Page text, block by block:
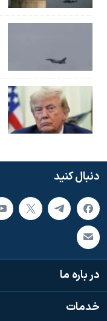
دنبال کنید
در باره ما
خدمات